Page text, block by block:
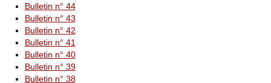
Bulletin n° 44
Bulletin n° 43
Bulletin n° 42
Bulletin n° 41
Bulletin n° 40
Bulletin n° 39
Bulletin n° 38